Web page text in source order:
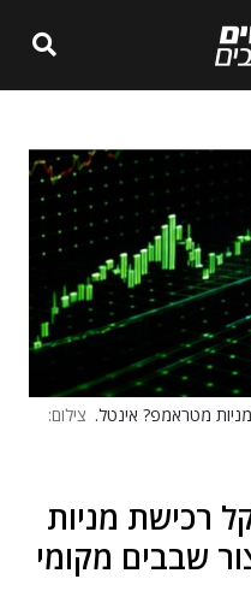
מטראמפ? אינטל. צילום:
רכישת מניות
שבבים מקומי